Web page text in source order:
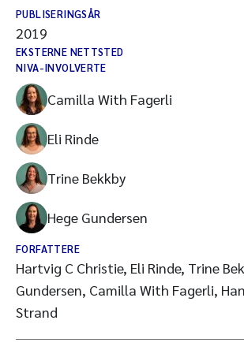
PUBLISERINGSÅR
2019
EKSTERNE NETTSTED
NIVA-INVOLVERTE
Camilla With Fagerli
Eli Rinde
Trine Bekkby
Hege Gundersen
FORFATTERE
Hartvig C Christie, Eli Rinde, Trine
Gundersen, Camilla With Fagerli,
Strand